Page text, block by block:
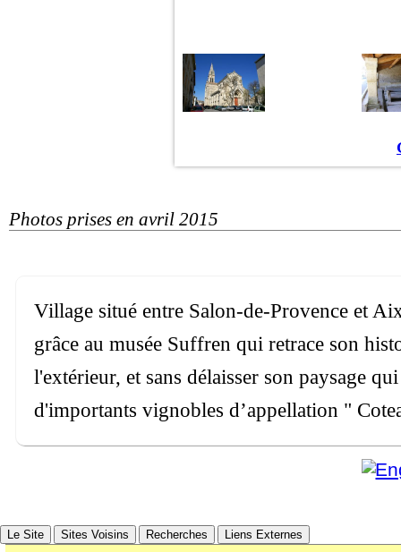
Photos prises en avril 2015
Village situé entre Salon-de-Provence et
grâce au musée Suffren qui retrace son
l'extérieur, et sans délaisser son paysage
d'importants vignobles d’appellation "
Le Site Sites Voisins Recherches Liens Externes